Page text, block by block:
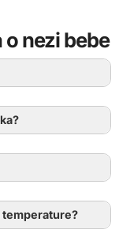
nezi bebe
temperature?